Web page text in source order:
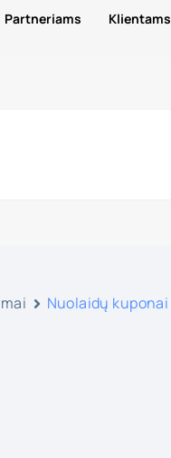
Partneriams Klientams
Nuolaidų kuponai